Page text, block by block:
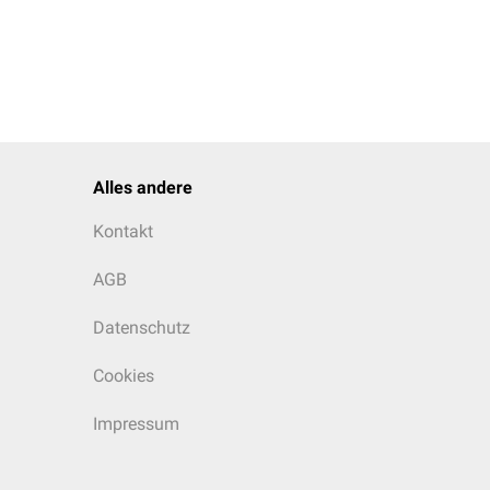
Oftmals sind
auch
Alles andere
Kontakt
AGB
Datenschutz
Cookies
Impressum